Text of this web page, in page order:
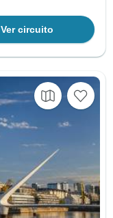
Ver circuito